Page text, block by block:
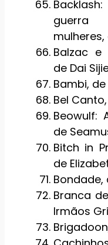
guerra
mulheres,
Balzac e
de Dai
Bambi, de
Bel
Beowulf:
de
Bitch in
de
Bondade,
Branca
Irmãos